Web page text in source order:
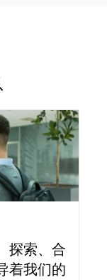
探索、合
着我们的